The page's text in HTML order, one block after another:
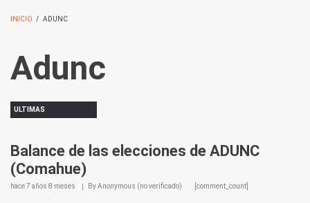
INICIO / ADUNC
Adunc
ULTIMAS
Balance de las elecciones de ADUNC
(Comahue)
hace7 años 8 meses ByAnonymous (no verificado) [comment_count]